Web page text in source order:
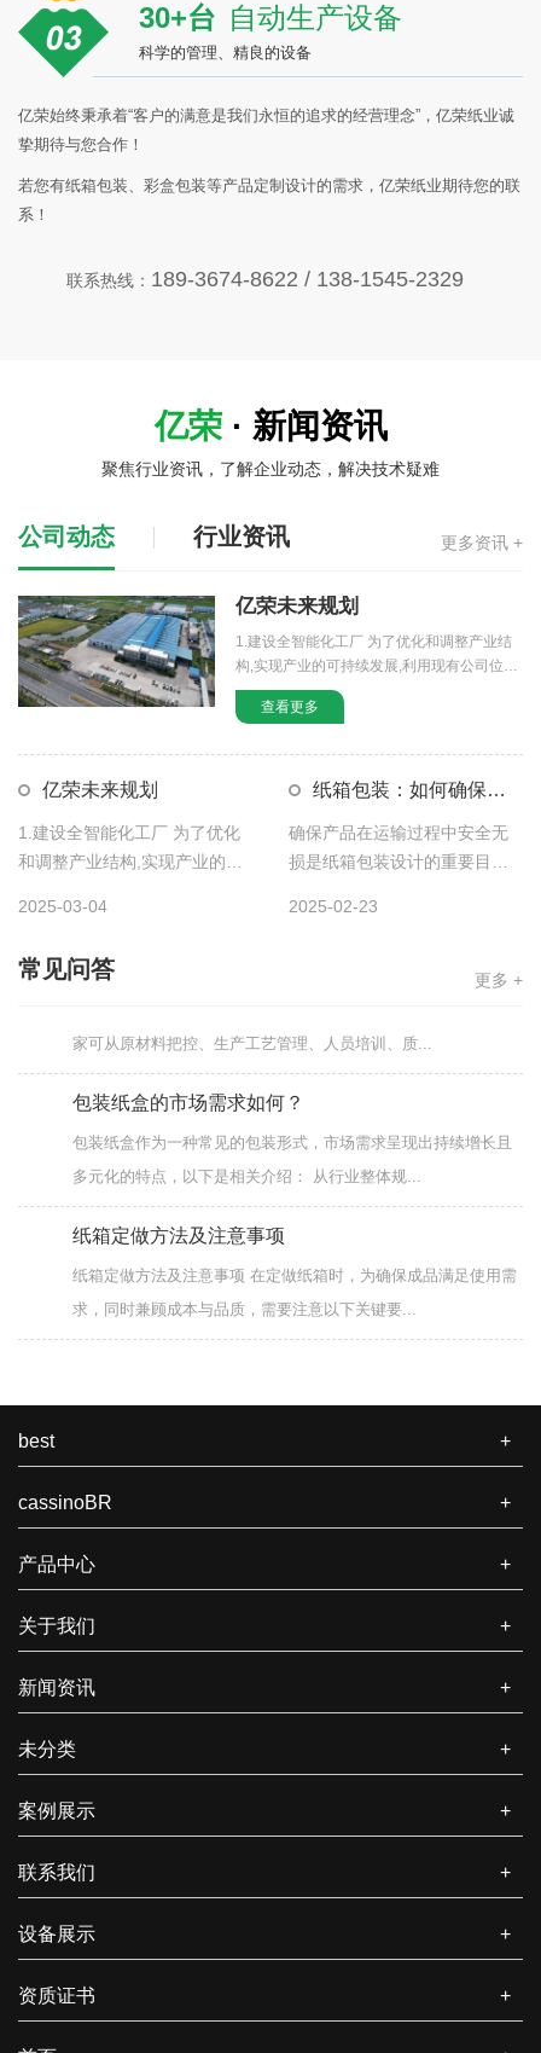
30+台 自动生产设备
科学的管理、精良的设备
亿荣始终秉承着“客户的满意是我们永恒的追求的经营理念”，亿荣纸业诚
挚期待与您合作！
若您有纸箱包装、彩盒包装等产品定制设计的需求，亿荣纸业期待您的联
系！
联系热线： 189-3674-8622 / 138-1545-2329
亿荣 · 新闻资讯
聚焦行业资讯，了解企业动态，解决技术疑难
公司动态 行业资讯 更多资讯 +
亿荣未来规划
1.建设全智能化工厂 为了优化和调整产业结
构,实现产业的可持续发展,利用现有公司位置
（淮安区山阳大道100号） […]
查看更多
亿荣未来规划
1.建设全智能化工厂 为了优化
和调整产业结构,实现产业的可
2025-03-04
纸箱包装：如何确保产
确保产品在运输过程中安全无
损是纸箱包装设计的重要目标
2025-02-23
常见问答 更多 +
纸箱定做方法及注意事项
纸箱定做方法及注意事项 在定做纸箱时，为确保成品满足使用需
如何提高纸箱包装效率和降低成本？
提高纸箱包装效率并降低成本对于生产和物流过程都至关重要。
包装纸盒生产厂家如何保证品质？
在竞争激烈的包装纸盒市场，质量是包装纸盒厂家的生命线。厂
在竞争激烈的包装纸盒市场，质量是包装纸盒厂家的生命线。厂
家可从原材料把控、生产工艺管理、人员培训、质...
包装纸盒的市场需求如何？
多元化的特点，以下是相关介绍： 从行业整体规...
best +
cassinoBR +
产品中心 +
关于我们 +
新闻资讯 +
未分类 +
案例展示 +
联系我们 +
设备展示 +
资质证书 +